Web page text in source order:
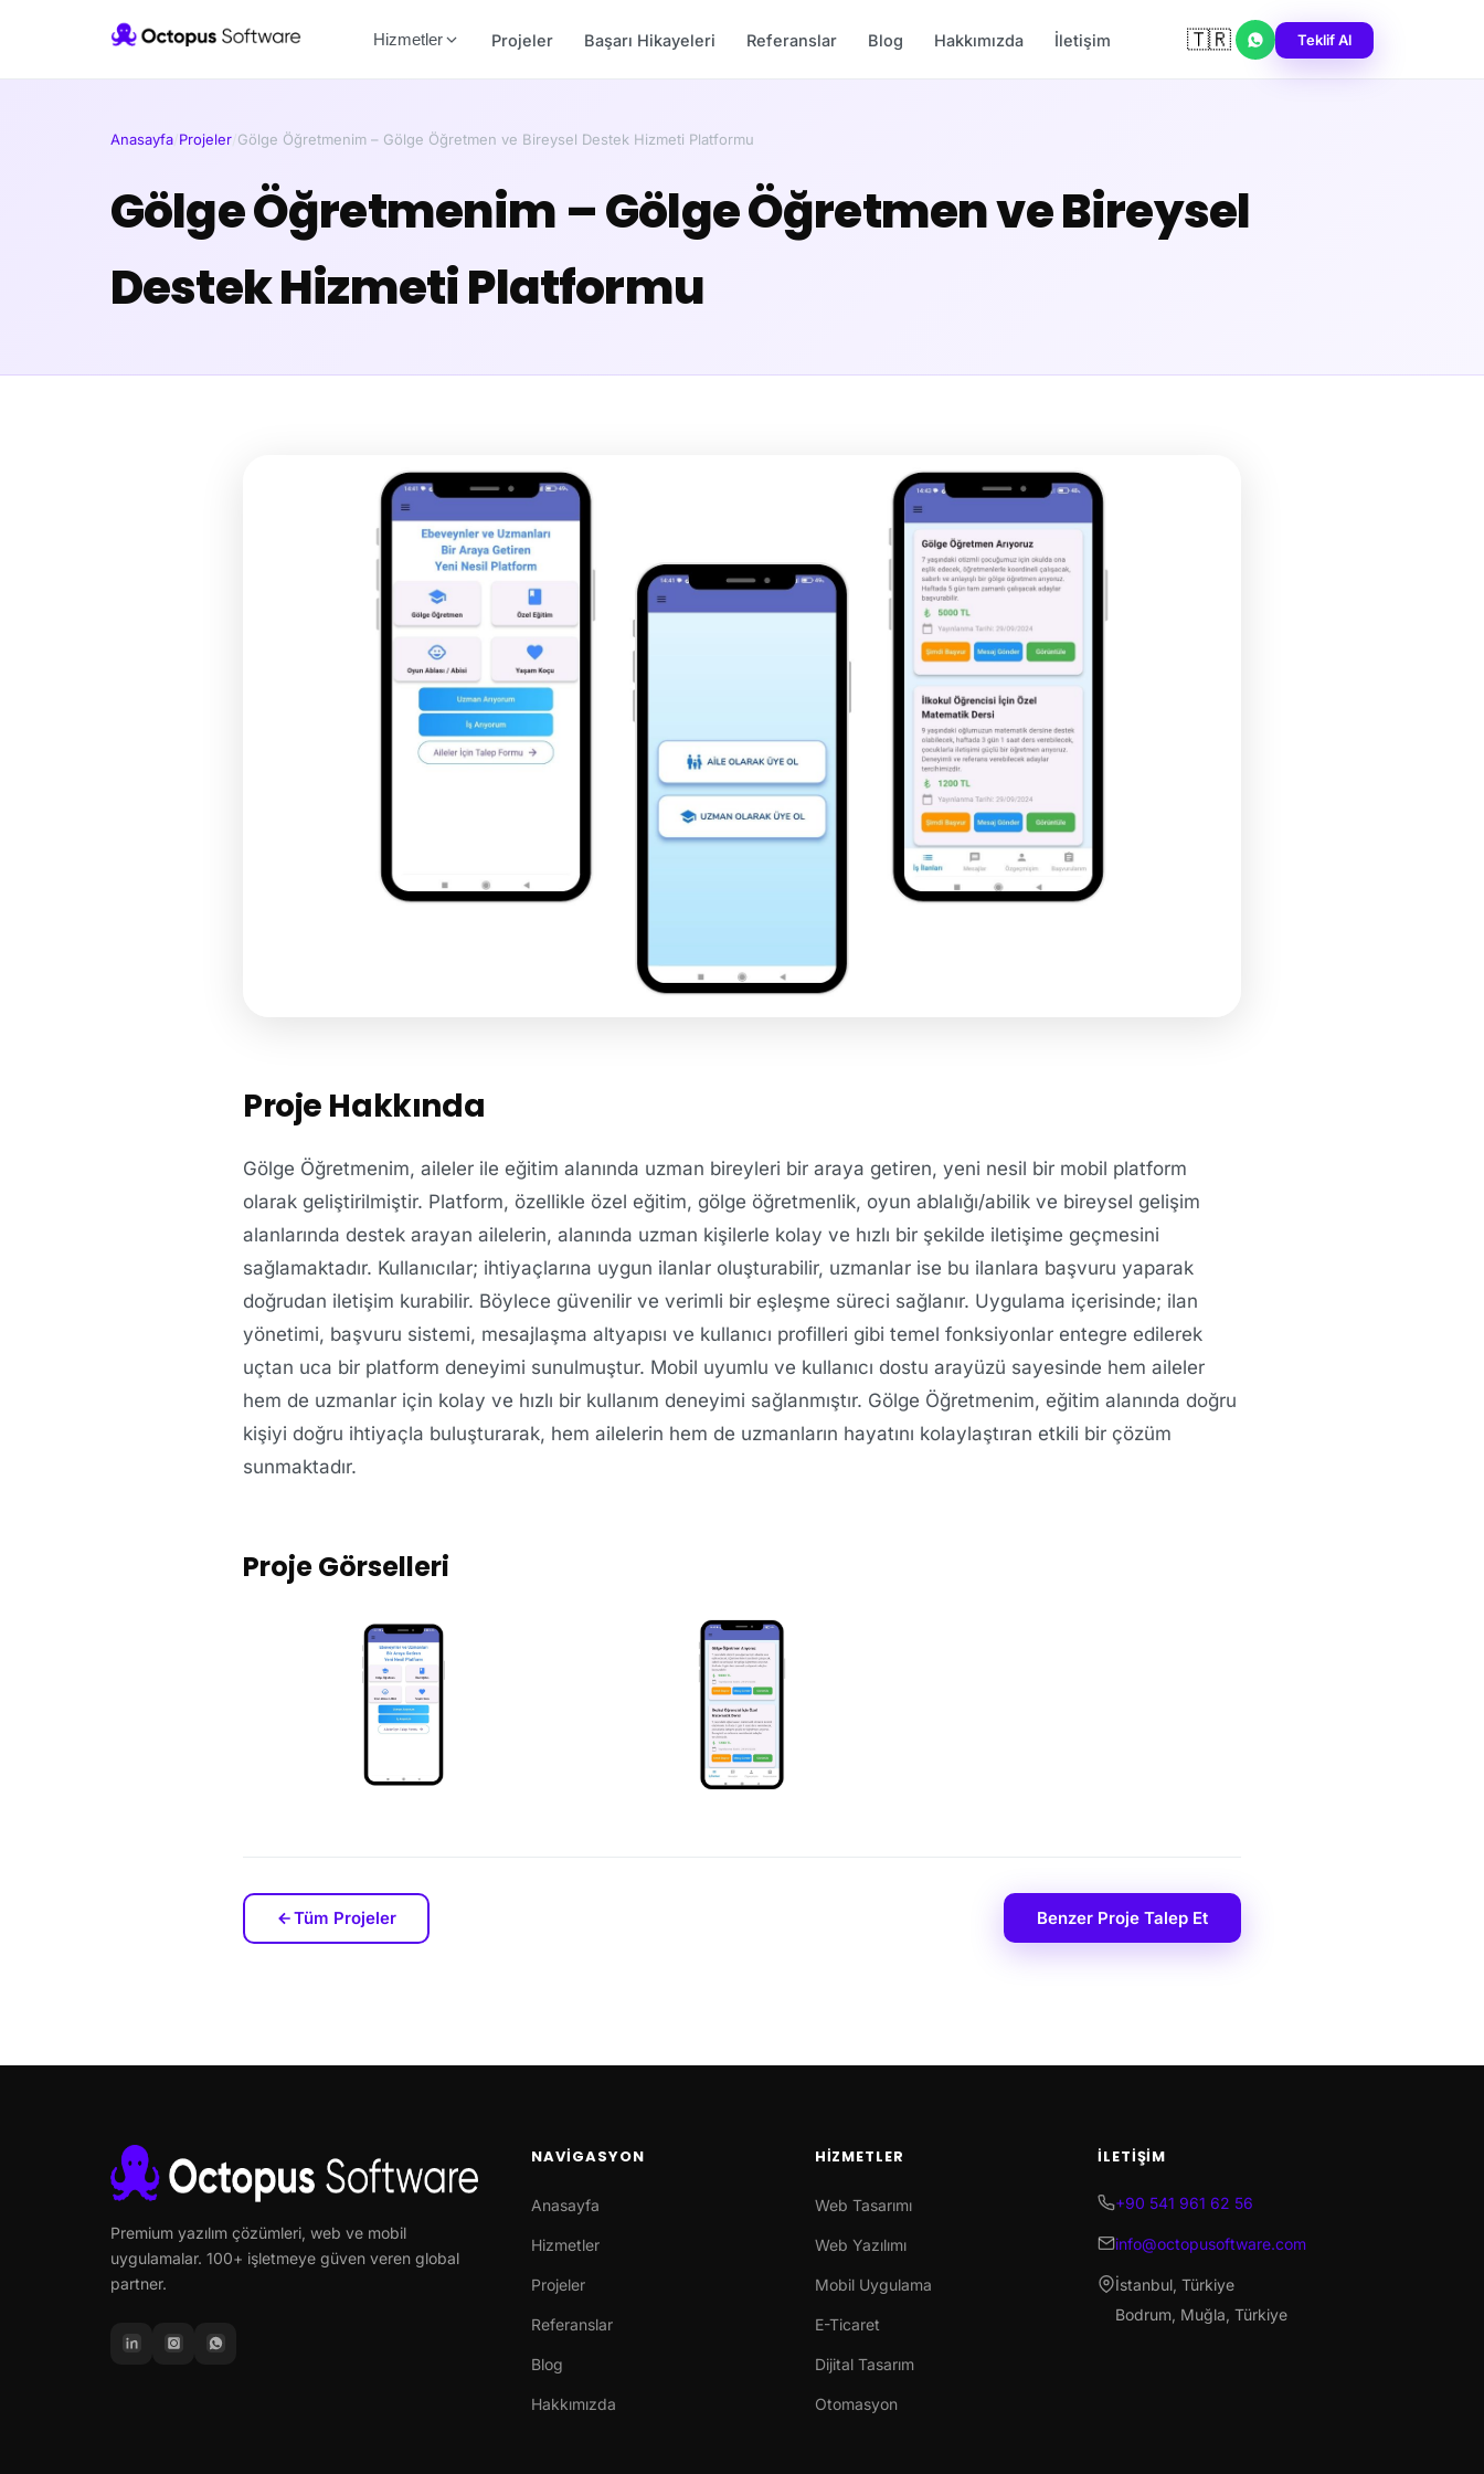
Hizmetler Projeler Başarı Hikayeleri Referanslar Blog Hakkımızda İletişim 🇹🇷 Teklif Al
Anasayfa/Projeler/Gölge Öğretmenim – Gölge Öğretmen ve Bireysel Destek Hizmeti Platformu
Gölge Öğretmenim – Gölge Öğretmen ve Bireysel
Destek Hizmeti Platformu
Proje Hakkında
Gölge Öğretmenim, aileler ile eğitim alanında uzman bireyleri bir araya getiren, yeni nesil bir mobil platform
olarak geliştirilmiştir. Platform, özellikle özel eğitim, gölge öğretmenlik, oyun ablalığı/abilik ve bireysel gelişim
alanlarında destek arayan ailelerin, alanında uzman kişilerle kolay ve hızlı bir şekilde iletişime geçmesini
sağlamaktadır. Kullanıcılar; ihtiyaçlarına uygun ilanlar oluşturabilir, uzmanlar ise bu ilanlara başvuru yaparak
doğrudan iletişim kurabilir. Böylece güvenilir ve verimli bir eşleşme süreci sağlanır. Uygulama içerisinde; ilan
yönetimi, başvuru sistemi, mesajlaşma altyapısı ve kullanıcı profilleri gibi temel fonksiyonlar entegre edilerek
uçtan uca bir platform deneyimi sunulmuştur. Mobil uyumlu ve kullanıcı dostu arayüzü sayesinde hem aileler
hem de uzmanlar için kolay ve hızlı bir kullanım deneyimi sağlanmıştır. Gölge Öğretmenim, eğitim alanında doğru
kişiyi doğru ihtiyaçla buluşturarak, hem ailelerin hem de uzmanların hayatını kolaylaştıran etkili bir çözüm
sunmaktadır.
Proje Görselleri
Tüm Projeler Benzer Proje Talep Et
Premium yazılım çözümleri, web ve mobil
uygulamalar. 100+ işletmeye güven veren global
partner.
NAVIGASYON
Anasayfa
Hizmetler
Projeler
Referanslar
Blog
Hakkımızda
HIZMETLER
Web Tasarımı
Web Yazılımı
Mobil Uygulama
E-Ticaret
Dijital Tasarım
Otomasyon
İLETIŞIM
+90 541 961 62 56
info@octopusoftware.com
İstanbul, Türkiye
Bodrum, Muğla, Türkiye